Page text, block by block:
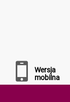
wersja
mobilna